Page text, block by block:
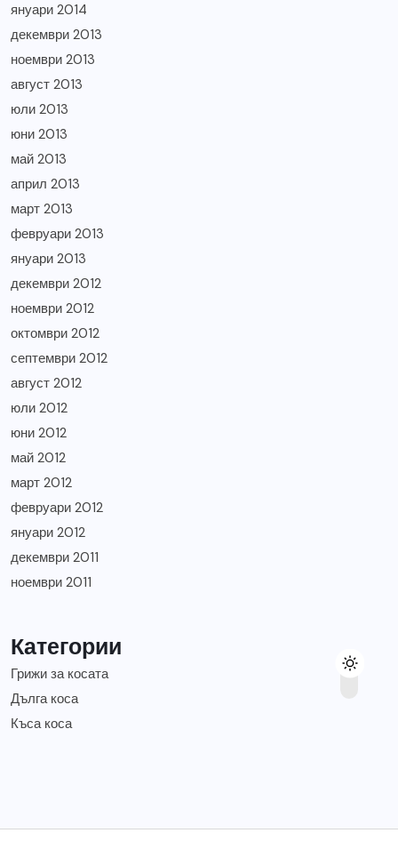
януари 2014
декември 2013
ноември 2013
август 2013
юли 2013
юни 2013
май 2013
април 2013
март 2013
февруари 2013
януари 2013
декември 2012
ноември 2012
октомври 2012
септември 2012
август 2012
юли 2012
юни 2012
май 2012
март 2012
февруари 2012
януари 2012
декември 2011
ноември 2011
Категории
Грижи за косата
Дълга коса
Къса коса